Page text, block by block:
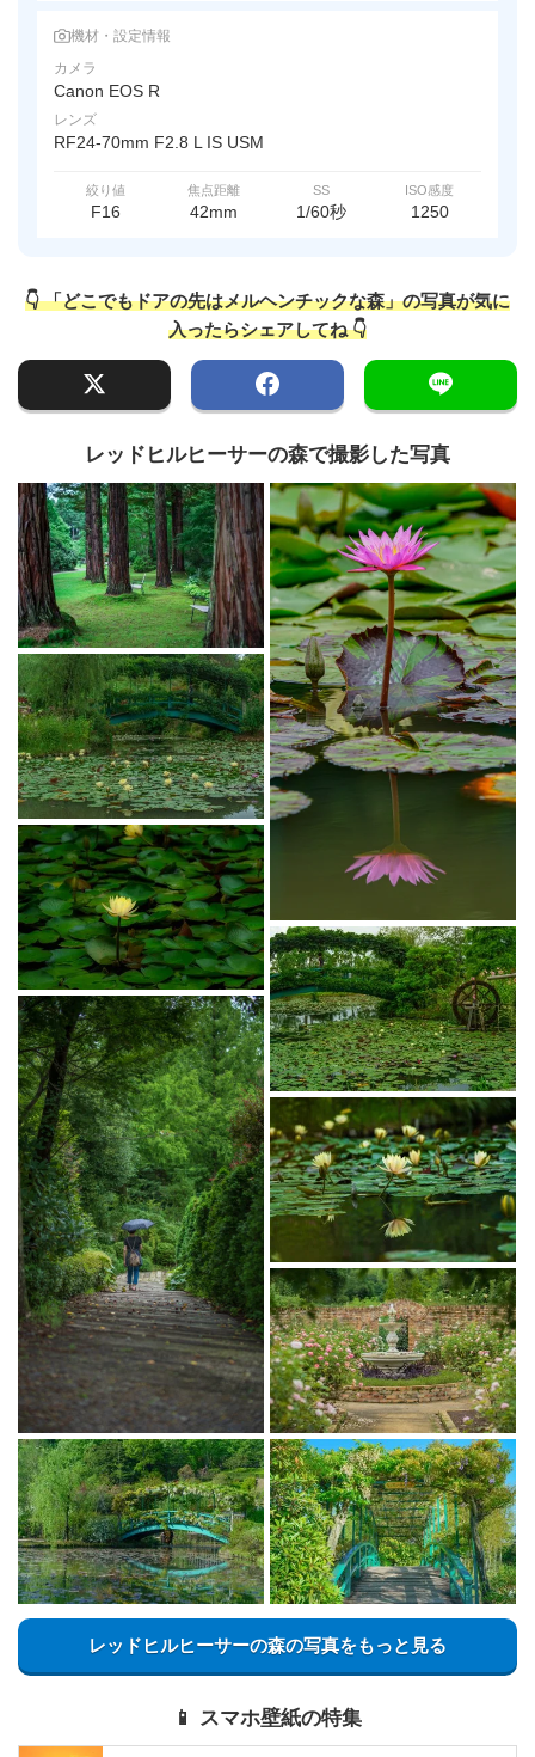
機材・設定情報
カメラ
Canon EOS R
レンズ
RF24-70mm F2.8 L IS USM
絞り値
F16
焦点距離
42mm
SS
1/60秒
ISO感度
1250
👇 「どこでもドアの先はメルヘンチックな森」の写真が気に
入ったらシェアしてね 👇
レッドヒルヒーサーの森で撮影した写真
レッドヒルヒーサーの森の写真をもっと見る
📱 スマホ壁紙の特集